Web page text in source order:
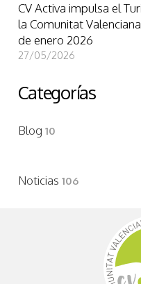
CV Activa impulsa el
la Comunitat
de enero 2026
27/05/2026
Categorías
Blog 10
Noticias 106